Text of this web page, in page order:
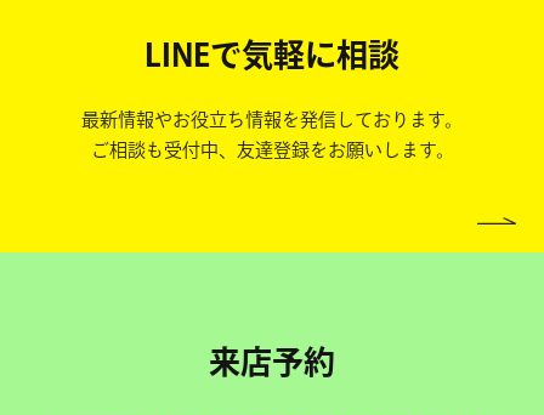
LINEで気軽に相談
最新情報やお役立ち情報を発信しております。
ご相談も受付中、友達登録をお願いします。
来店予約